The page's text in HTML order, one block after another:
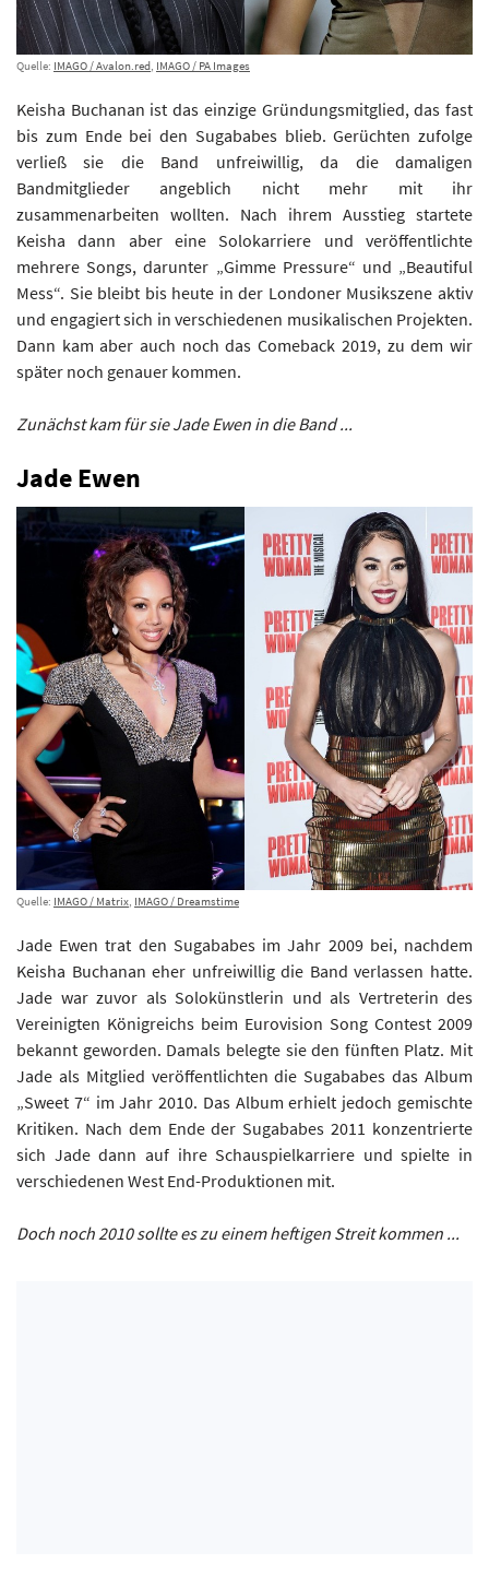
Quelle: IMAGO / Avalon.red, IMAGO / PA Images
Keisha Buchanan ist das einzige Gründungsmitglied, das fast
bis zum Ende bei den Sugababes blieb. Gerüchten zufolge
verließ sie die Band unfreiwillig, da die damaligen
Bandmitglieder angeblich nicht mehr mit ihr
zusammenarbeiten wollten. Nach ihrem Ausstieg startete
Keisha dann aber eine Solokarriere und veröffentlichte
mehrere Songs, darunter „Gimme Pressure“ und „Beautiful
Mess“. Sie bleibt bis heute in der Londoner Musikszene aktiv
und engagiert sich in verschiedenen musikalischen Projekten.
Dann kam aber auch noch das Comeback 2019, zu dem wir
später noch genauer kommen.
Zunächst kam für sie Jade Ewen in die Band ...
Jade Ewen
Quelle: IMAGO / Matrix IMAGO / Dreamstime
Jade Ewen trat den Sugababes im Jahr 2009 bei, nachdem
Keisha Buchanan eher unfreiwillig die Band verlassen hatte.
Jade war zuvor als Solokünstlerin und als Vertreterin des
Vereinigten Königreichs beim Eurovision Song Contest 2009
bekannt geworden. Damals belegte sie den fünften Platz. Mit
Jade als Mitglied veröffentlichten die Sugababes das Album
„Sweet 7“ im Jahr 2010. Das Album erhielt jedoch gemischte
Kritiken. Nach dem Ende der Sugababes 2011 konzentrierte
sich Jade dann auf ihre Schauspielkarriere und spielte in
verschiedenen West End-Produktionen mit.
Doch noch 2010 sollte es zu einem heftigen Streit kommen ...